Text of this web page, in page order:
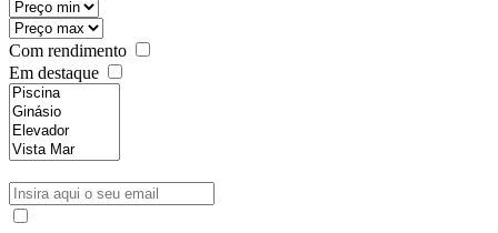
Com rendimento
Em destaque